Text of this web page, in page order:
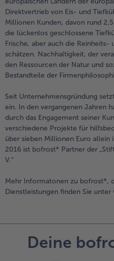
Direktvertrieb von Eis- und
Millionen Kunden, davon rund
die lückenlos geschlossene
Frische, aber auch die Reinheits-
schätzen. Nachhaltigkeit, der
den Ressourcen der Natur und
Bestandteile der
Seit Unternehmensgründung
ein. In den vergangenen Jahren
durch das Engagement seiner
verschiedene Projekte für
über sieben Millionen Euro
2016 ist bofrost* Partner der
V.“
Mehr Informatonen zu bofrost*,
Dienstleistungen finden Sie
Deine